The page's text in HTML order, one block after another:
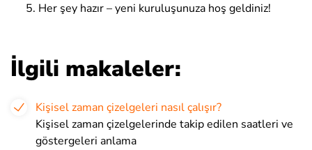
Her şey hazır – yeni kuruluşunuza hoş geldiniz!
İlgili makaleler:
Kişisel zaman çizelgeleri nasıl çalışır?
Kişisel zaman çizelgelerinde takip edilen saatleri ve
göstergeleri anlama